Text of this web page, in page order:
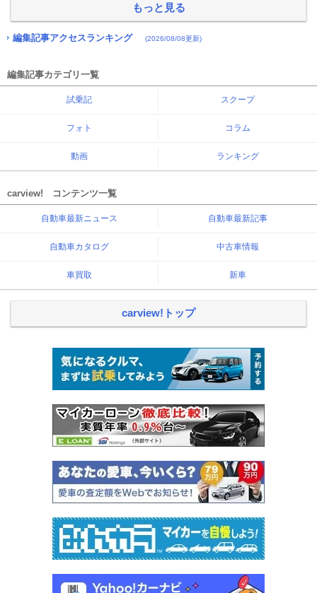
もっと見る
編集記事アクセスランキング (2026/08/08更新)
編集記事カテゴリ一覧
試乗記 スクープ
フォト コラム
動画 ランキング
carview! コンテンツ一覧
自動車最新ニュース 自動車最新記事
自動車カタログ 中古車情報
車買取 新車
carview!トップ